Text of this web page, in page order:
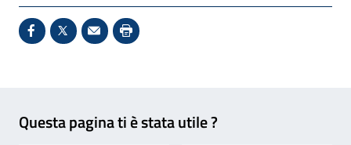
Condividi su Facebook - Sito esterno - Apertura in
X - Sito esterno - Apertura in nuova finestra
Invio Mail: apre il programma di posta
Stampa pagina: scelta meno
Questa pagina ti è stata utile ?